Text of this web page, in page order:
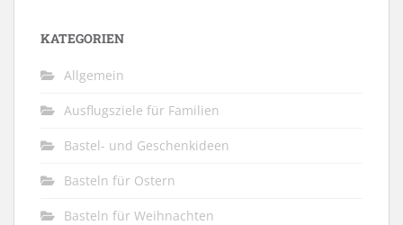
KATEGORIEN
Allgemein
Ausflugsziele für Familien
Bastel- und Geschenkideen
Basteln für Ostern
Basteln für Weihnachten